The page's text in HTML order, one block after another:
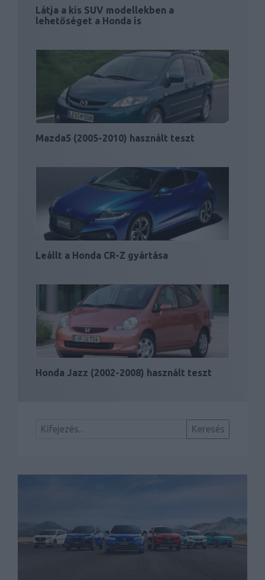
Látja a kis SUV modellekben a
lehetőséget a Honda is
Mazda5 (2005-2010) használt teszt
Leállt a Honda CR-Z gyártása
Honda Jazz (2002-2008) használt teszt